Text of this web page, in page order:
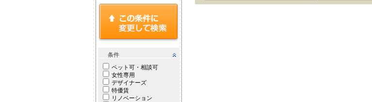
条件
ペット可・相談可
女性専用
デザイナーズ
特優賃
リノベーション